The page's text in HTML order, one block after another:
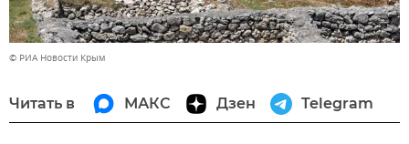
© РИА Новости Крым
Читать в МАКС Дзен Telegram